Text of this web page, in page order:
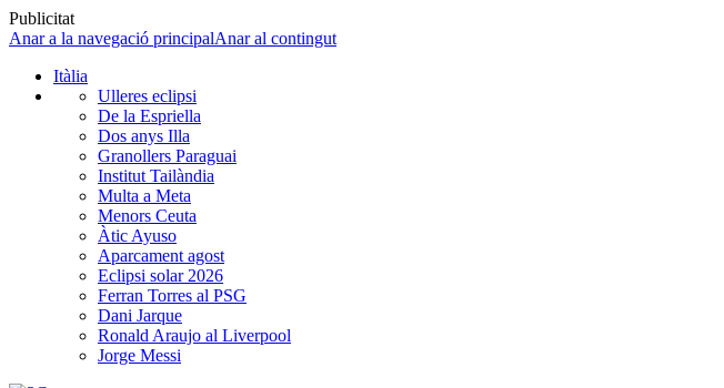
Publicitat
Anar a la navegació principalAnar al contingut
Itàlia
Ulleres eclipsi
De la Espriella
Dos anys Illa
Granollers Paraguai
Institut Tailàndia
Multa a Meta
Menors Ceuta
Àtic Ayuso
Aparcament agost
Eclipsi solar 2026
Ferran Torres al PSG
Dani Jarque
Ronald Araujo al Liverpool
Jorge Messi